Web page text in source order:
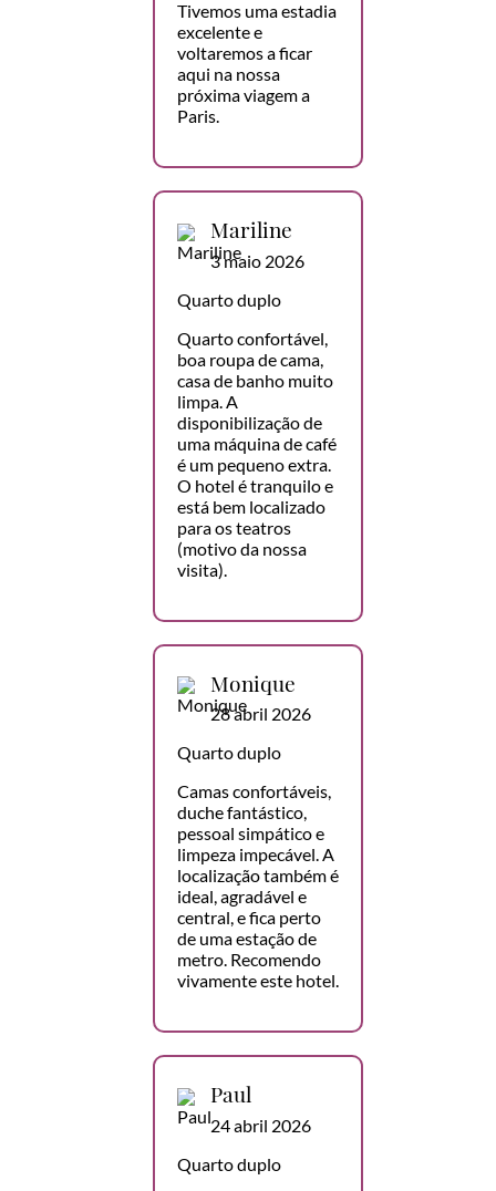
Tivemos uma estadia
excelente e
voltaremos a ficar
aqui na nossa
próxima viagem a
Paris.
Mariline
3 maio 2026
Quarto duplo
Quarto confortável,
boa roupa de cama,
casa de banho muito
limpa. A
disponibilização de
uma máquina de café
é um pequeno extra.
O hotel é tranquilo e
está bem localizado
para os teatros
(motivo da nossa
visita).
Monique
28 abril 2026
Quarto duplo
Camas confortáveis,
duche fantástico,
pessoal simpático e
limpeza impecável. A
localização também é
ideal, agradável e
central, e fica perto
de uma estação de
metro. Recomendo
vivamente este hotel.
Paul
24 abril 2026
Quarto duplo